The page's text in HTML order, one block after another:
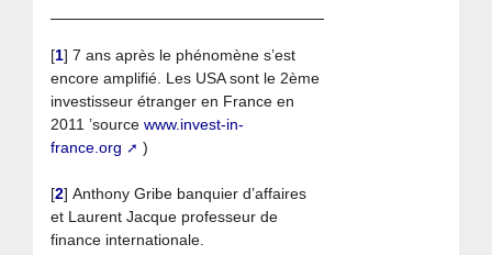
[1]7 ans après le phénomène s’est
encore amplifié. Les USA sont le 2ème
investisseur étranger en France en
2011 ’sourcewww.invest-in-
france.org
)
[2]Anthony Gribe banquier d’affaires
et Laurent Jacque professeur de
finance internationale.